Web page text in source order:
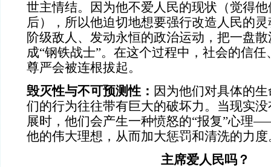
世主情结。因为他不爱人民的现状（觉得
后），所以他迫切地想要强行改造人民的
阶级敌人、发动永恒的政治运动，把一盘
成“钢铁战士”。在这个过程中，社会的信
尊严会被连根拔起。
毁灭性与不可预测性： 因为他们对具体的
们的行为往往带有巨大的破坏力。当现实
展时，他们会产生一种愤怒的“报复”心理
他的伟大理想，从而加大惩罚和清洗的力度
主席爱人民吗？